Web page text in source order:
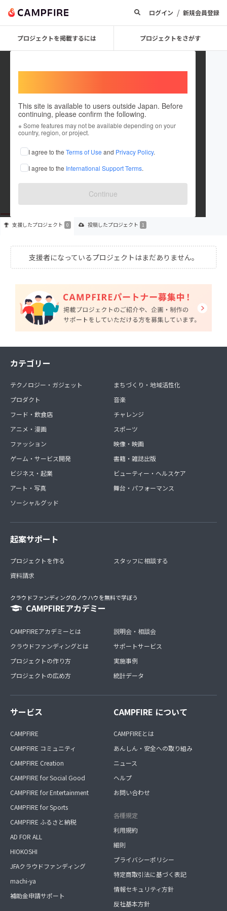
ログイン / 新規会員登録
プロジェクトを掲載するには プロジェクトをさがす
This site is available to users outside Japan. Before
continuing, please confirm the following.
※ Some features may not be available depending on your
country, region, or project.
I agree to the Terms of Use and Privacy Policy.
I agree to the International Support Terms.
Continue
MRSK2017
これまでに1件のプロジェクトを投稿しています
在住国：未設定
出身国：未設定
支援したプロジェクト 0 投稿したプロジェクト 1
支援者になっているプロジェクトはまだありません。
カテゴリー
テクノロジー・ガジェット
プロダクト
フード・飲食店
アニメ・漫画
ファッション
ゲーム・サービス開発
ビジネス・起業
アート・写真
ソーシャルグッド
まちづくり・地域活性化
音楽
チャレンジ
スポーツ
映像・映画
書籍・雑誌出版
ビューティー・ヘルスケア
舞台・パフォーマンス
起案サポート
プロジェクトを作る
資料請求
スタッフに相談する
クラウドファンディングのノウハウを無料で学ぼう
CAMPFIREアカデミー
CAMPFIREアカデミーとは
クラウドファンディングとは
プロジェクトの作り方
プロジェクトの広め方
説明会・相談会
サポートサービス
実施事例
統計データ
サービス
CAMPFIRE
CAMPFIRE コミュニティ
CAMPFIRE Creation
CAMPFIRE for Social Good
CAMPFIRE for Entertainment
CAMPFIRE for Sports
CAMPFIRE ふるさと納税
AD FOR ALL
HIOKOSHI
JFAクラウドファンディング
machi-ya
補助金申請サポート
CAMPFIRE について
CAMPFIREとは
あんしん・安全への取り組み
ニュース
ヘルプ
お問い合わせ
各種規定
利用規約
細則
プライバシーポリシー
特定商取引法に基づく表記
情報セキュリティ方針
反社基本方針